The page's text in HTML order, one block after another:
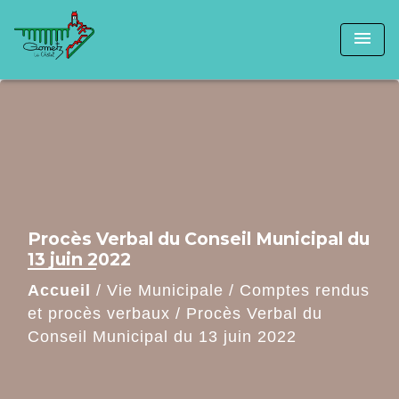
menu
Procès Verbal du Conseil Municipal du
13 juin 2022
Accueil / Vie Municipale / Comptes rendus
et procès verbaux / Procès Verbal du
Conseil Municipal du 13 juin 2022